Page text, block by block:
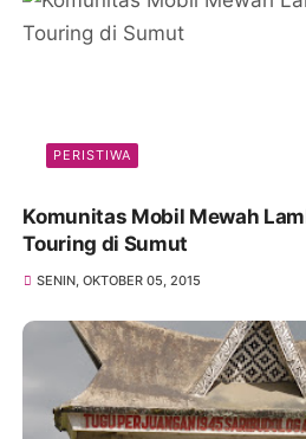
PERISTIWA
Komunitas Mobil Mewah
Touring di Sumut
SENIN, OKTOBER 05, 2015